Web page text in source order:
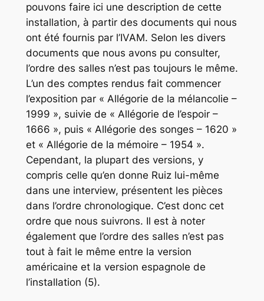
pouvons faire ici une description de cette
installation, à partir des documents qui nous
ont été fournis par l’IVAM. Selon les divers
documents que nous avons pu consulter,
l’ordre des salles n’est pas toujours le même.
L’un des comptes rendus fait commencer
l’exposition par « Allégorie de la mélancolie –
1999 », suivie de « Allégorie de l’espoir –
1666 », puis « Allégorie des songes – 1620 »
et « Allégorie de la mémoire – 1954 ».
Cependant, la plupart des versions, y
compris celle qu’en donne Ruiz lui-même
dans une interview, présentent les pièces
dans l’ordre chronologique. C’est donc cet
ordre que nous suivrons. Il est à noter
également que l’ordre des salles n’est pas
tout à fait le même entre la version
américaine et la version espagnole de
l’installation (5).